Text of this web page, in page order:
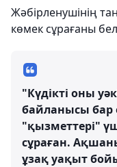
Жәбірленушінің
көмек сұрағаны
"Күдікті оны
байланысы бар
"қызметтері"
сұраған.
ұзақ уақыт